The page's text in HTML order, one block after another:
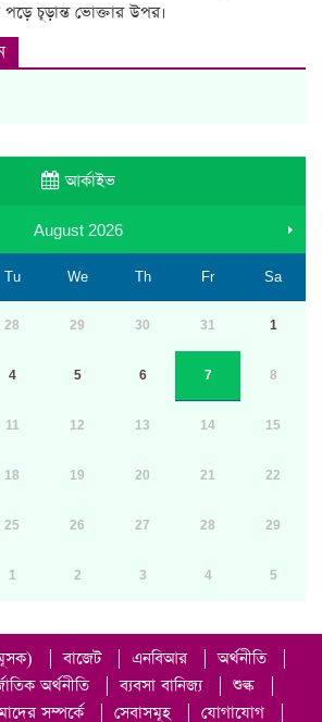
চূড়ান্ত ভোক্তার উপর।
আর্কাইভ
August 2026
Tu We Th Fr Sa
28 29 30 31 1
4 5 6 7 8
11 12 13 14 15
18 19 20 21 22
25 26 27 28 29
1 2 3 4 5
বাজেট এনবিআর অর্থনীতি
অর্থনীতি ব্যবসা বানিজ্য শুল্ক
সম্পর্কে সেবাসমূহ যোগাযোগ